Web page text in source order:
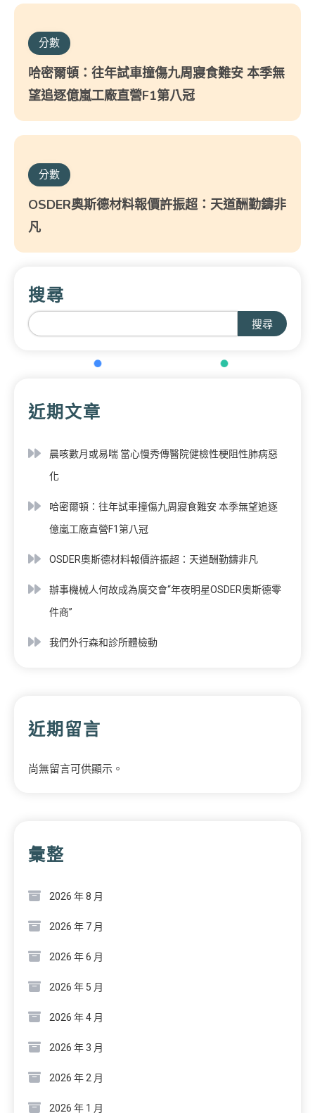
分數
哈密爾頓：往年試車撞傷九周寢食難安 本季無
望追逐億嵐工廠直營F1第八冠
分數
OSDER奧斯德材料報價許振超：天道酬勤鑄非
凡
搜尋
搜尋
近期文章
晨咳數月或易喘 當心慢秀傳醫院健檢性梗阻性肺病惡
化
哈密爾頓：往年試車撞傷九周寢食難安 本季無望追逐
億嵐工廠直營F1第八冠
OSDER奧斯德材料報價許振超：天道酬勤鑄非凡
辦事機械人何故成為廣交會“年夜明星OSDER奧斯德零
件商”
我們外行森和診所體檢動
近期留言
尚無留言可供顯示。
彙整
2026 年 8 月
2026 年 7 月
2026 年 6 月
2026 年 5 月
2026 年 4 月
2026 年 3 月
2026 年 2 月
2026 年 1 月